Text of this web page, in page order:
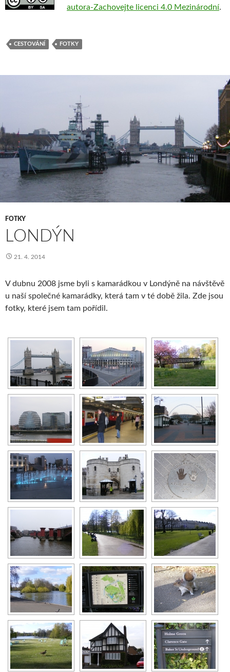
autora-Zachovejte licenci 4.0 Mezinárodní.
CESTOVÁNÍ FOTKY
FOTKY
LONDÝN
21. 4. 2014
V dubnu 2008 jsme byli s kamarádkou v Londýně na návštěvě
u naší společné kamarádky, která tam v té době žila. Zde jsou
fotky, které jsem tam pořídil.